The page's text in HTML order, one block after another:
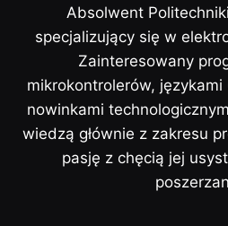
Absolwent
specjalizujący się w
Zainteresowany
mikrokontrolerów,
nowinkami
wiedzą głównie z zakresu
pasję z chęcią jej